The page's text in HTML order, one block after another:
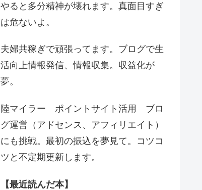
やると多分精神が壊れます。真面目すぎ
は危ないよ。
夫婦共稼ぎで頑張ってます。ブログで生
活向上情報発信、情報収集。収益化が
夢。
陸マイラー ポイントサイト活用 ブロ
グ運営（アドセンス、アフィリエイト）
にも挑戦。最初の振込を夢見て。コツコ
ツと不定期更新します。
【最近読んだ本】